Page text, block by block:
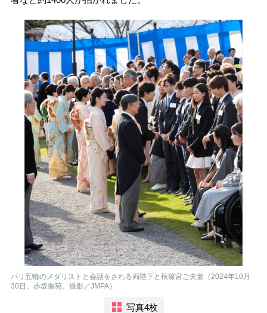
パリ五輪のメダリストと会話をされる両陛下と秋篠宮ご夫妻（2024年10月
30日、赤坂御苑。撮影／JMPA）
写真4枚